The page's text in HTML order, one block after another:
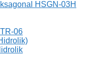
HSGN-03H
06